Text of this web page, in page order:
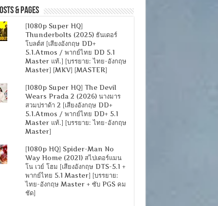
& Pages
[1080p Super HQ]
Thunderbolts (2025) ธันเดอร์
โบลต์ส [เสียงอังกฤษ DD+
5.1.Atmos / พากย์ไทย DD 5.1
Master แท้.] [บรรยาย: ไทย-อังกฤษ
Master] [MKV] [MASTER]
[1080p Super HQ] The Devil
Wears Prada 2 (2026) นางมาร
สวมปราด้า 2 [เสียงอังกฤษ DD+
5.1.Atmos / พากย์ไทย DD+ 5.1
Master แท้.] [บรรยาย: ไทย-อังกฤษ
Master]
[1080p HQ] Spider-Man No
Way Home (2021) สไปเดอร์แมน
โน เวย์ โฮม [เสียงอังกฤษ DTS-5.1 +
พากย์ไทย 5.1 Master] [บรรยาย:
ไทย-อังกฤษ Master + ซับ PGS คม
ชัด]